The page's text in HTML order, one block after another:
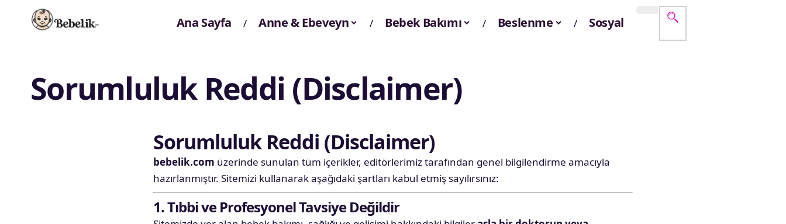
Ana Sayfa Anne & Ebeveyn Bebek Bakımı Beslenme Sosyal
Sorumluluk Reddi (Disclaimer)
Sorumluluk Reddi (Disclaimer)
bebelik.com üzerinde sunulan tüm içerikler, editörlerimiz tarafından genel bilgilendirme amacıyla
hazırlanmıştır. Sitemizi kullanarak aşağıdaki şartları kabul etmiş sayılırsınız:
1. Tıbbi ve Profesyonel Tavsiye Değildir